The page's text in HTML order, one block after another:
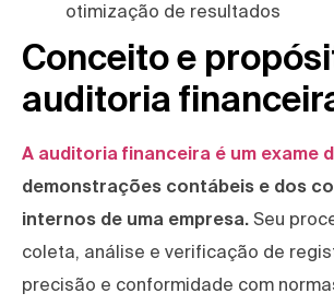
otimização de resultados
Conceito e
auditoria
A auditoria financeira é um exame
demonstrações contábeis e dos
internos de uma empresa. Seu
coleta, análise e verificação de
precisão e conformidade com